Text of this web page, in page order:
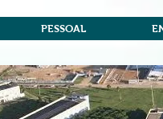
PESSOAL